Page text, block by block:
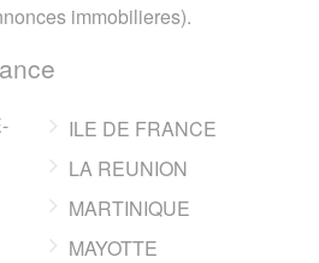
immobilieres).
ILE DE FRANCE
LA REUNION
MARTINIQUE
MAYOTTE